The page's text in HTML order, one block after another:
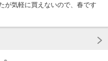
が気軽に買えないので、春です